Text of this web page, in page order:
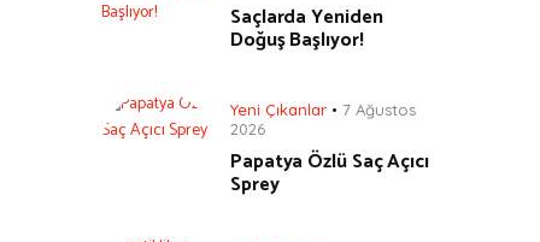
Saçlarda Yeniden
Doğuş Başlıyor!
Yeni Çıkanlar
7 Ağustos
2026
Papatya Özlü Saç Açıcı
Sprey